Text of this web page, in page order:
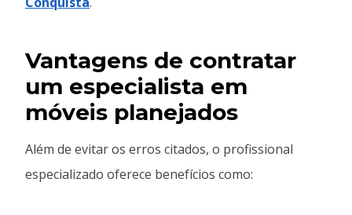
Vantagens de contratar
um especialista em
móveis planejados
Além de evitar os erros citados, o profissional
especializado oferece benefícios como: